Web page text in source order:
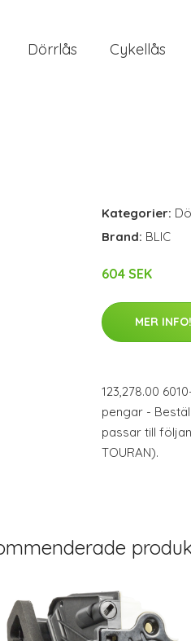
Dörrlås Cykellås
Kategorier:
Brand: BLIC
604 SEK
MER INFO!
123,278.00
pengar -
passar till
TOURAN).